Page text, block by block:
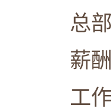
总部:
薪酬
工作